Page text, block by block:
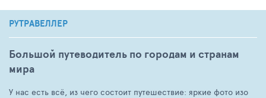
РУТРАВЕЛЛЕР
Большой путеводитель по городам и странам
мира
У нас есть всё, из чего состоит путешествие: яркие фото изо